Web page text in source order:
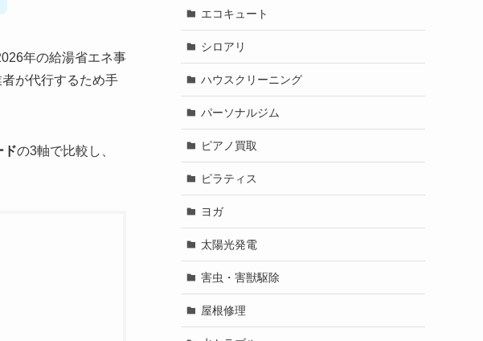
年の給湯省エネ事
が代行するため手
ドの3軸で比較し、
エコキュート
シロアリ
ハウスクリーニング
パーソナルジム
ピアノ買取
ピラティス
ヨガ
太陽光発電
害虫・害獣駆除
屋根修理